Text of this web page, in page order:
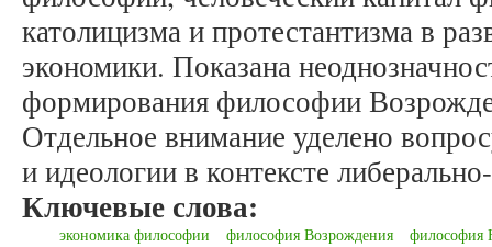
католицизма и протестантизма в
экономики. Показана
формирования философии
Отдельное внимание уделено
и идеологии в контексте
Ключевые слова:
экономика философии философия Возрождения философия